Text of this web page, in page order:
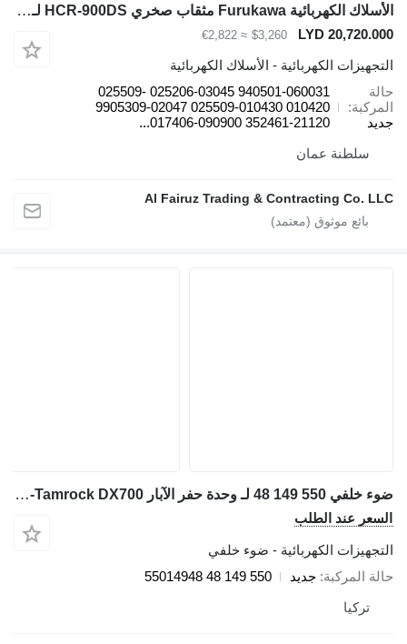
الأسلاك الكهربائية Furukawa مثقاب صخري HCR-900DS لـ وحدة حفر الآبار Furukawa HCR-900DS
LYD 20,720.000
$3,260
≈ €2,822
التجهيزات الكهربائية - الأسلاك الكهربائية
حالة
المركبة
جديد
940501-060031 025206-03045 025509-
010420 025509-010430 9905309-02047
352461-21120 017406-090900...
سلطنة عمان
Al Fairuz Trading & Contracting Co. LLC
ضوء خلفي 550 149 48 لـ وحدة حفر الآبار Sandvik-Tamrock DX700
السعر عند الطلب
التجهيزات الكهربائية - ضوء خلفي
حالة المركبة جديد
550 149 48 55014948
تركيا